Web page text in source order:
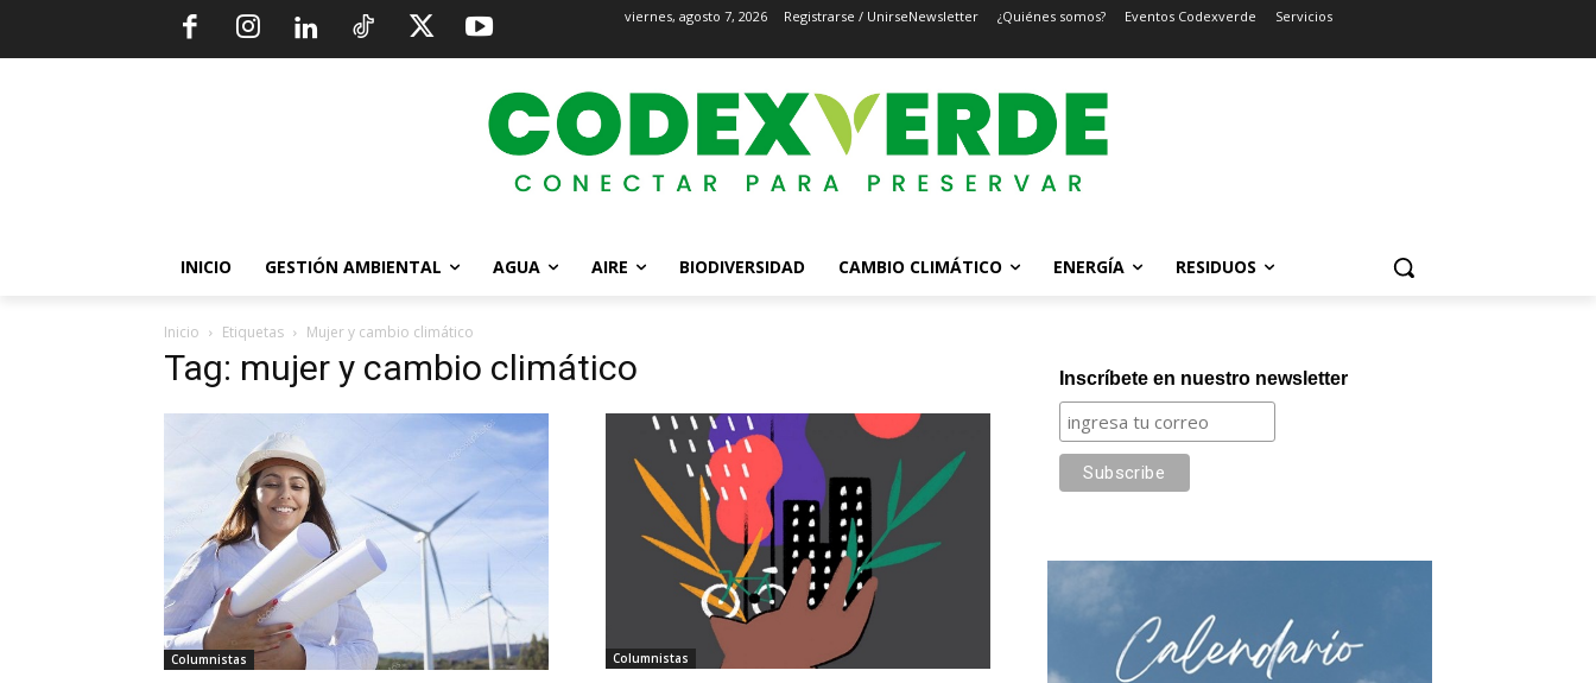
viernes, agosto 7, 2026 Registrarse / UnirseNewsletter ¿Quiénes somos? Eventos Codexverde Servicios
INICIO GESTIÓN AMBIENTAL AGUA AIRE BIODIVERSIDAD CAMBIO CLIMÁTICO ENERGÍA RESIDUOS
Inicio Etiquetas Mujer y cambio climático
Tag: mujer y cambio climático
Columnistas Columnistas
Inscríbete en nuestro newsletter